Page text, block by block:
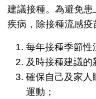
建議接種。為避免
疾病，除接種流感疫
每年接種季節性
及時接種建議的
確保自己及家人
運動；